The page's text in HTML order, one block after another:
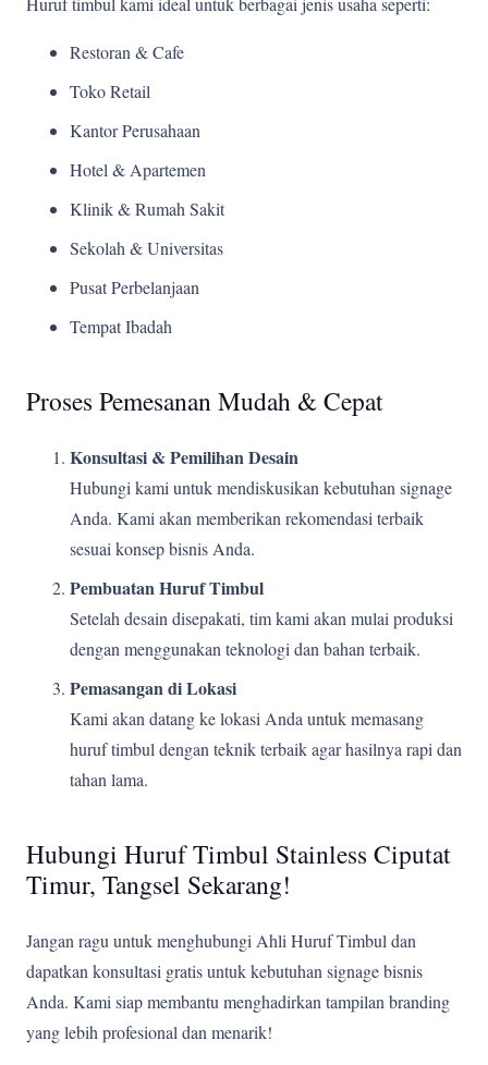
Restoran & Cafe
Toko Retail
Kantor Perusahaan
Hotel & Apartemen
Klinik & Rumah Sakit
Sekolah & Universitas
Pusat Perbelanjaan
Tempat Ibadah
Proses Pemesanan Mudah & Cepat
Konsultasi & Pemilihan Desain
Hubungi kami untuk mendiskusikan kebutuhan signage
Anda. Kami akan memberikan rekomendasi terbaik
sesuai konsep bisnis Anda.
Pembuatan Huruf Timbul
Setelah desain disepakati, tim kami akan mulai produksi
dengan menggunakan teknologi dan bahan terbaik.
Pemasangan di Lokasi
Kami akan datang ke lokasi Anda untuk memasang
huruf timbul dengan teknik terbaik agar hasilnya rapi dan
tahan lama.
Hubungi Huruf Timbul Stainless Ciputat
Timur, Tangsel Sekarang!
Jangan ragu untuk menghubungi Ahli Huruf Timbul dan
dapatkan konsultasi gratis untuk kebutuhan signage bisnis
Anda. Kami siap membantu menghadirkan tampilan branding
yang lebih profesional dan menarik!